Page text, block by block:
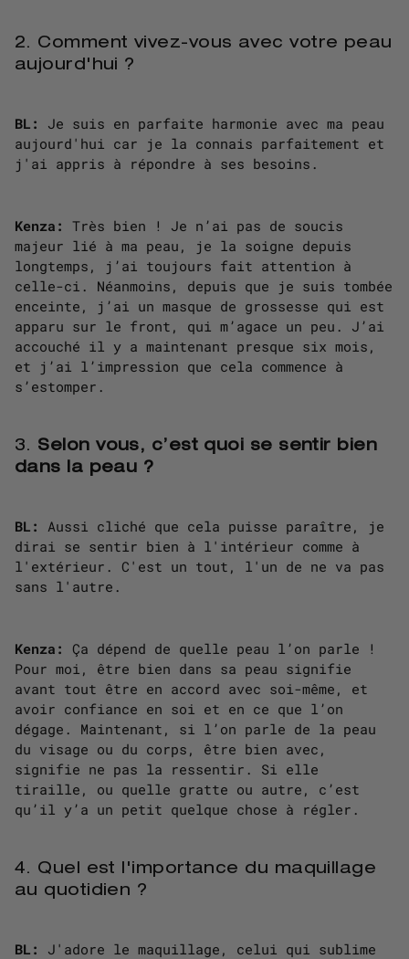
2. Comment vivez-vous avec votre peau
aujourd'hui ?
BL:
Je suis en parfaite harmonie avec ma peau
aujourd'hui car je la connais parfaitement et
j'ai appris à répondre à ses besoins.
Kenza: Très bien ! Je n’ai pas de soucis
majeur lié à ma peau, je la soigne depuis
longtemps, j’ai toujours fait attention à
celle-ci. Néanmoins, depuis que je suis tombée
enceinte, j’ai un masque de grossesse qui est
apparu sur le front, qui m’agace un peu. J’ai
accouché il y a maintenant presque six mois,
et j’ai l’impression que cela commence à
s’estomper.
3. Selon vous, c’est quoi se sentir bien
dans la peau ?
BL:
Aussi cliché que cela puisse paraître, je
dirai se sentir bien à l'intérieur comme à
l'extérieur. C'est un tout, l'un de ne va pas
sans l'autre.
Kenza: Ça dépend de quelle peau l’on parle !
Pour moi, être bien dans sa peau signifie
avant tout être en accord avec soi-même, et
avoir confiance en soi et en ce que l’on
dégage. Maintenant, si l’on parle de la peau
du visage ou du corps, être bien avec,
signifie ne pas la ressentir. Si elle
tiraille, ou quelle gratte ou autre, c’est
qu’il y’a un petit quelque chose à régler.
4. Quel est l'importance du maquillage
au quotidien ?
BL: J'adore le maquillage, celui qui sublime